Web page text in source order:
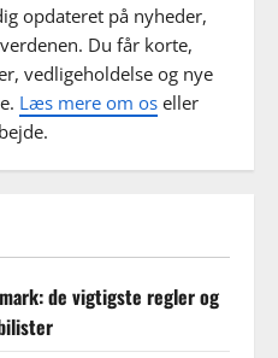
opdateret på nyheder,
Du får korte,
vedligeholdelse og nye
Læs mere om oseller
de vigtigste regler og